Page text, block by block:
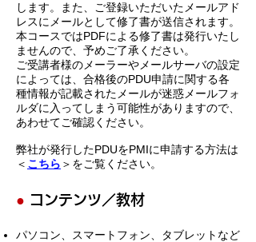
します。また、ご登録いただいたメールアド
レスにメールとして修了書が送信されます。
本コースではPDFによる修了書は発行いたし
ませんので、予めご了承ください。
ご受講者様のメーラーやメールサーバの設定
によっては、合格後のPDU申請に関する各
種情報が記載されたメールが迷惑メールフォ
ルダに入ってしまう可能性がありますので、
あわせてご確認ください。
弊社が発行したPDUをPMIに申請する方法は
＜ こちら ＞をご覧ください。
● コンテンツ／教材
パソコン、スマートフォン、タブレットなど